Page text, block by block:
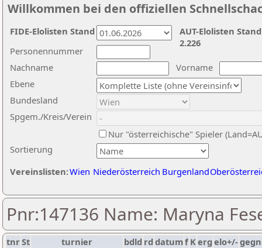
Willkommen bei den offiziellen
Nachname
Vorname
Ebene
Sortierung
Personennummer
Bundesland
Spgem./Kreis/Verein
Nur "österreichische" Spieler
Vereinslisten:Wien Niederösterreich Burgenland
AUT-Elolisten
2.226
FIDE-Elolisten Stand
Pnr:147136 Name: Maryna
tnrSt turnier bdld rd datumf Kerg elo+/-